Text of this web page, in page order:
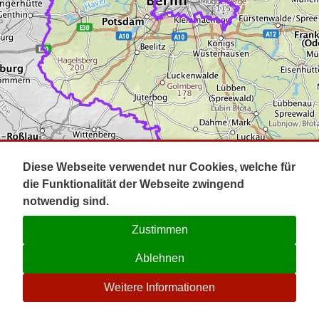
Impressum
Kontakt
☉
Diese Webseite verwendet nur Cookies, welche für
die Funktionalität der Webseite zwingend
notwendig sind.
Zustimmen
Ablehnen
Weitere Informationen